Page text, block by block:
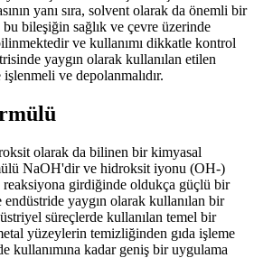
yanı sıra, solvent olarak da önemli bir
bileşiğin sağlık ve çevre üzerinde
ve kullanımı dikkatle kontrol
yaygın olarak kullanılan etilen
ve depolanmalıdır.
olarak da bilinen bir kimyasal
NaOH'dir ve hidroksit iyonu (OH-)
reaksiyona girdiğinde oldukça güçlü bir
yaygın olarak kullanılan bir
süreçlerde kullanılan temel bir
yüzeylerin temizliğinden gıda işleme
kullanımına kadar geniş bir uygulama